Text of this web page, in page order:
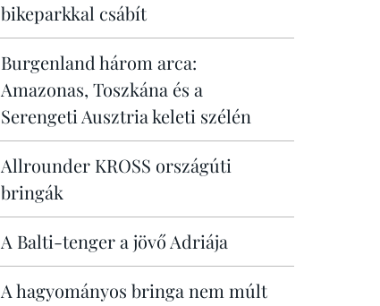
bikeparkkal csábít
Burgenland három arca:
Amazonas, Toszkána és a
Serengeti Ausztria keleti szélén
Allrounder KROSS országúti
bringák
A Balti-tenger a jövő Adriája
A hagyományos bringa nem múlt